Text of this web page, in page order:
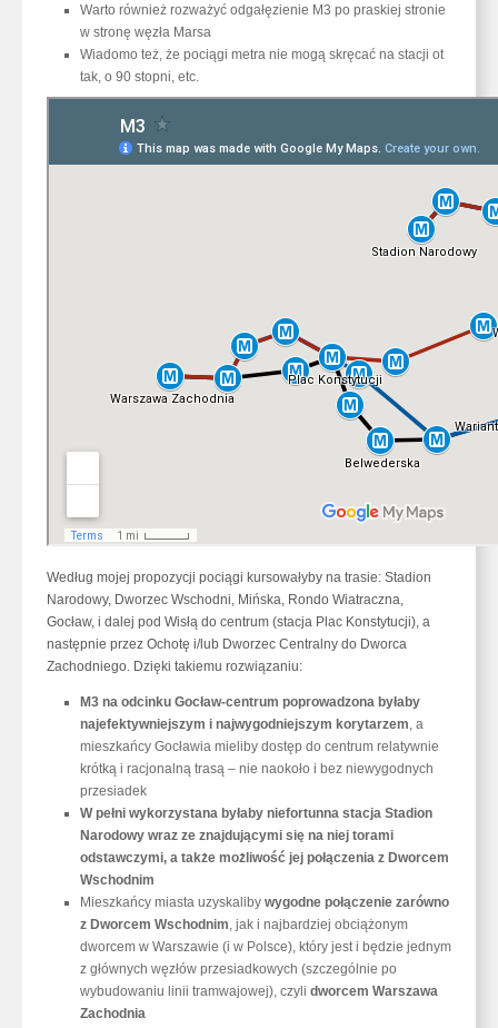
Warto również rozważyć odgałęzienie M3 po praskiej stronie
w stronę węzła Marsa
Wiadomo też, że pociągi metra nie mogą skręcać na stacji ot
tak, o 90 stopni, etc.
Według mojej propozycji pociągi kursowałyby na trasie: Stadion
Narodowy, Dworzec Wschodni, Mińska, Rondo Wiatraczna,
Gocław, i dalej pod Wisłą do centrum (stacja Plac Konstytucji), a
następnie przez Ochotę i/lub Dworzec Centralny do Dworca
Zachodniego. Dzięki takiemu rozwiązaniu:
M3 na odcinku Gocław-centrum poprowadzona byłaby
najefektywniejszym i najwygodniejszym korytarzem, a
mieszkańcy Gocławia mieliby dostęp do centrum relatywnie
krótką i racjonalną trasą – nie naokoło i bez niewygodnych
przesiadek
W pełni wykorzystana byłaby niefortunna stacja Stadion
Narodowy wraz ze znajdującymi się na niej torami
odstawczymi, a także możliwość jej połączenia z Dworcem
Wschodnim
Mieszkańcy miasta uzyskaliby wygodne połączenie zarówno
z Dworcem Wschodnim, jak i najbardziej obciążonym
dworcem w Warszawie (i w Polsce), który jest i będzie jednym
z głównych węzłów przesiadkowych (szczególnie po
wybudowaniu linii tramwajowej), czyli dworcem Warszawa
Zachodnia